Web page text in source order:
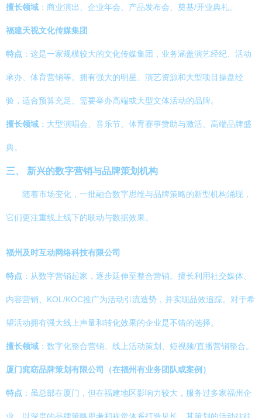
擅长领域 ：商业演出、企业年会、产品发布会、奠基/开业典礼。
福建天视文化传媒集团
特点 ：这是一家规模较大的文化传媒集团，业务涵盖演艺经纪、活动
承办、体育营销等。拥有强大的明星、演艺资源和大型项目操盘经
验，适合预算充足、需要举办高端或大型文体活动的品牌。
擅长领域 ：大型演唱会、音乐节、体育赛事赞助与激活、高端品牌盛
典。
三、 新兴的数字营销与品牌策划机构
随着市场变化，一批融合数字思维与品牌策略的新型机构涌现，
它们更注重线上线下的联动与数据效果。
福州及时互动网络科技有限公司
特点 ：从数字营销起家，逐步延伸至整合营销。擅长利用社交媒体、
内容营销、KOL/KOC推广为活动引流造势，并实现品效追踪。对于希
望活动拥有强大线上声量和转化效果的企业是不错的选择。
擅长领域 ：数字化整合营销、线上活动策划、短视频/直播营销整合。
厦门窕窈品牌策划有限公司（在福州有业务团队或案例）
特点 ：虽总部在厦门，但在福建地区影响力较大，服务过多家福州企